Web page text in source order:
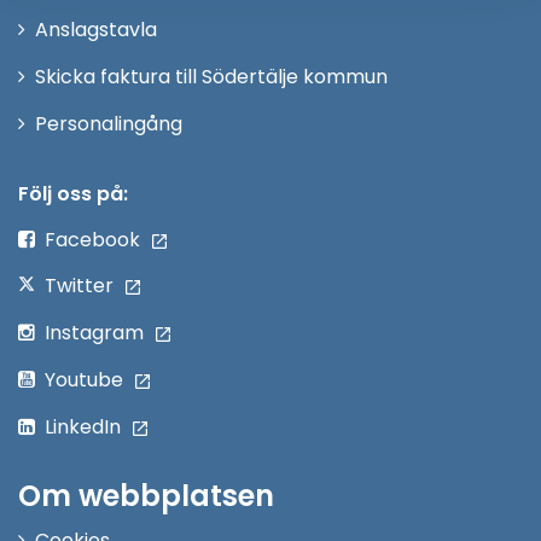
fönster
Anslagstavla
Skicka faktura till Södertälje kommun
PersonalingångÖppna
Följ oss på:
Facebook
Twitter
Instagram
Youtube
LinkedIn
Om webbplatsen